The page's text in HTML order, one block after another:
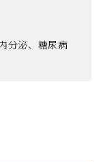
分泌、糖尿病